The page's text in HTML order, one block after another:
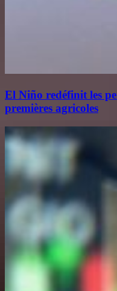
El Niño redéfinit les
premières agricoles